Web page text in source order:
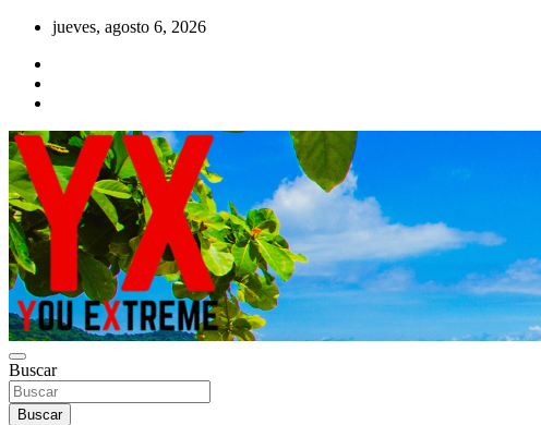
Saltar
contenido
jueves, agosto 6, 2026
YOU EXTREME
YX Deportes Extremos Lifestyle
Buscar
Buscar